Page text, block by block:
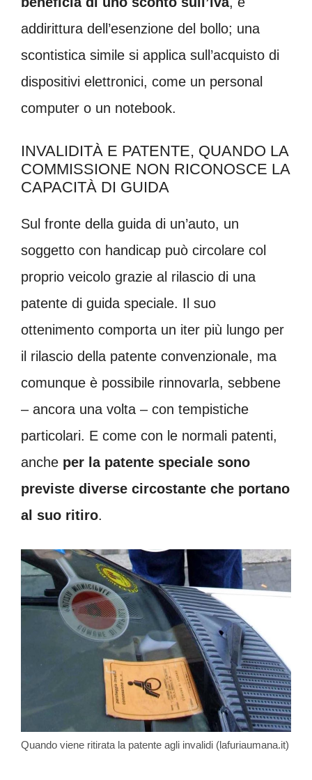
addirittura dell’esenzione del bollo; una
scontistica simile si applica sull’acquisto di
dispositivi elettronici, come un personal
computer o un notebook.
INVALIDITÀ E PATENTE, QUANDO LA
COMMISSIONE NON RICONOSCE LA
CAPACITÀ DI GUIDA
Sul fronte della guida di un’auto, un
soggetto con handicap può circolare col
proprio veicolo grazie al rilascio di una
patente di guida speciale. Il suo
ottenimento comporta un iter più lungo per
il rilascio della patente convenzionale, ma
comunque è possibile rinnovarla, sebbene
– ancora una volta – con tempistiche
particolari. E come con le normali patenti,
anche per la patente speciale sono
previste diverse circostante che portano
al suo ritiro.
Quando viene ritirata la patente agli invalidi (lafuriaumana.it)